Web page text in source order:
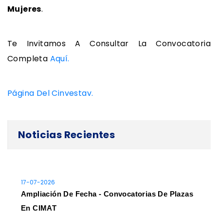
Mujeres.
Te Invitamos A Consultar La Convocatoria
Completa Aquí.
Página Del Cinvestav.
Noticias Recientes
17-07-2026
Ampliación De Fecha - Convocatorias De Plazas
En CIMAT